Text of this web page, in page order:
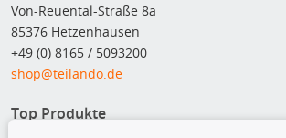
Von-Reuental-Straße 8a
85376 Hetzenhausen
+49 (0) 8165 / 5093200
shop@teilando.de
Top Produkte